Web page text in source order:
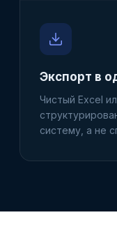
Экспорт в
Чистый Excel
систему, а не